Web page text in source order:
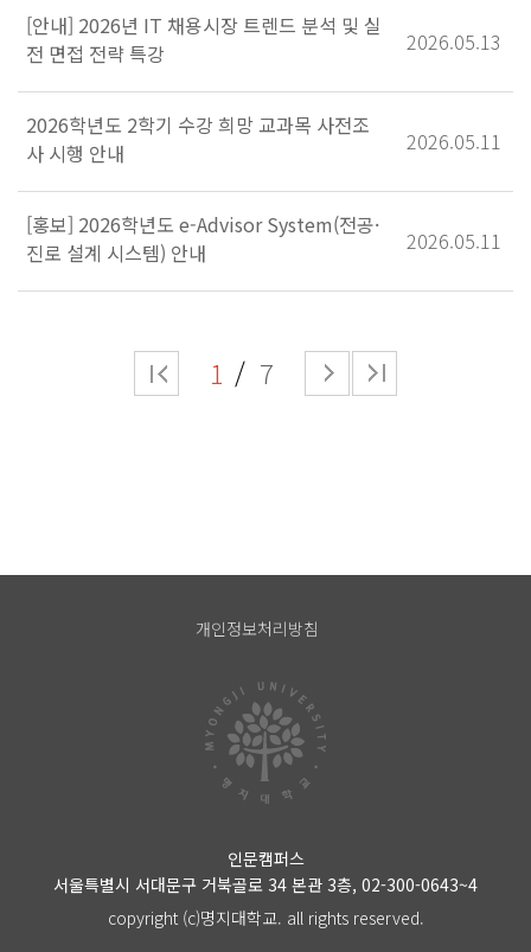
[안내] 2026년 IT 채용시장 트렌드 분석 및 실
전 면접 전략 특강
2026.05.13
2026학년도 2학기 수강 희망 교과목 사전조
사 시행 안내
2026.05.11
[홍보] 2026학년도 e-Advisor System(전공·
진로 설계 시스템) 안내
2026.05.11
1 7
개인정보처리방침
인문캠퍼스
서울특별시 서대문구 거북골로 34 본관 3층, 02-300-0643~4
copyright (c)명지대학교. all rights reserved.